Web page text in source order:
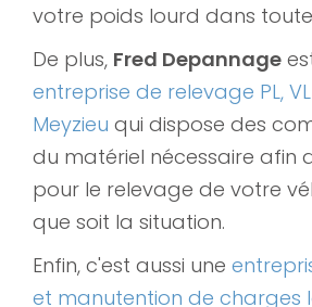
votre poids lourd dans
De plus, Fred Depannage
entreprise de relevage PL,
Meyzieu qui dispose des
du matériel nécessaire afin
pour le relevage de votre
que soit la situation.
Enfin, c'est aussi une
et manutention de charges